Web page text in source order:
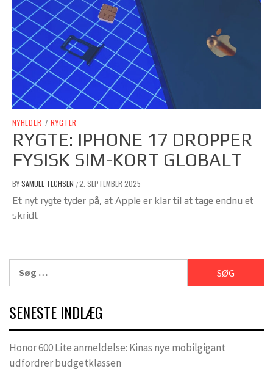
NYHEDER / RYGTER
RYGTE: IPHONE 17 DROPPER
FYSISK SIM-KORT GLOBALT
BYSAMUEL TECHSEN /2. SEPTEMBER 2025
Et nyt rygte tyder på, at Apple er klar til at tage endnu et
skridt
efter:
SENESTE INDLÆG
Honor 600 Lite anmeldelse: Kinas nye mobilgigant
udfordrer budgetklassen